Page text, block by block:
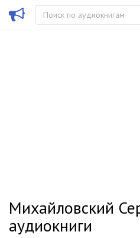
Михайловский
аудиокниги